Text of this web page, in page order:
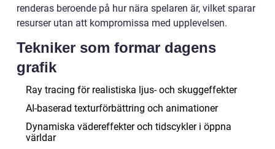
renderas beroende på hur nära spelaren är, vilket sparar
resurser utan att kompromissa med upplevelsen.
Tekniker som formar dagens
grafik
Ray tracing för realistiska ljus- och skuggeffekter
AI-baserad texturförbättring och animationer
Dynamiska vädereffekter och tidscykler i öppna
världar